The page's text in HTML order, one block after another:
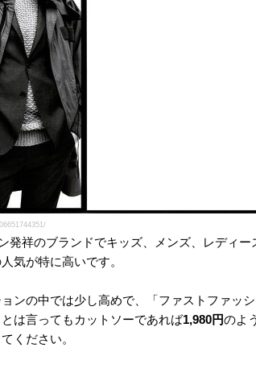
発祥のブランドでキッズ、メンズ、レディ
気が特に高いです。
ンの中では少し高めで、「ファストファッ
は言ってもカットソーであれば1,980円のよ
ください。